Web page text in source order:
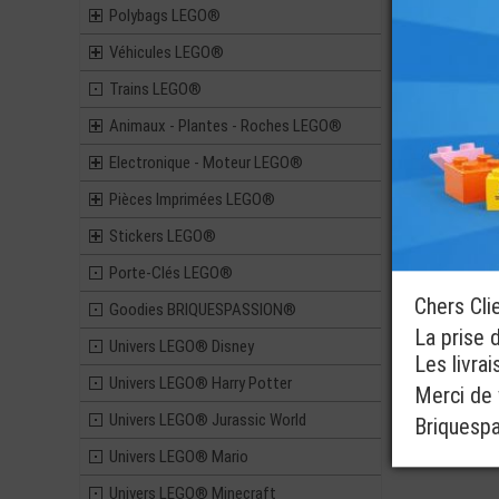
Polybags LEGO®
Véhicules LEGO®
Trains LEGO®
Animaux - Plantes - Roches LEGO®
Electronique - Moteur LEGO®
Pièces Imprimées LEGO®
Stickers LEGO®
Porte-Clés LEGO®
Goodies BRIQUESPASSION®
Univers LEGO® Disney
Univers LEGO® Harry Potter
Univers LEGO® Jurassic World
Univers LEGO® Mario
Univers LEGO® Minecraft
LEGO®
FIGURINE
MORT -
Chers
La prise
Les
Merci